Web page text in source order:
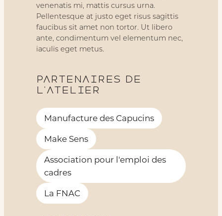
venenatis mi, mattis cursus urna.
Pellentesque at justo eget risus sagittis
faucibus sit amet non tortor. Ut libero
ante, condimentum vel elementum nec,
iaculis eget metus.
Partenaires de
l’atelier
Manufacture des Capucins
Make Sens
Association pour l'emploi des
cadres
La FNAC